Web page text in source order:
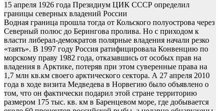
15 апреля 1926 года Президиум ЦИК СССР определил
границы северных владений России
Водная граница прошла тогда от Кольского полуострова через
Северный полюс до Берингова пролива. Но с приходом к
власти либерал-демократов полярные владения начали резко
«таять». В 1997 году Россия ратифицировала Конвенцию по
морскому праву 1982 года, отказавшись от особых прав на
владения в Арктике, потеряв при этом суверенные права на
1,7 млн кв.км своего арктического сектора. А 27 апреля 2010
года в ходе визита Медведева в Норвегию было объявлено о
том, что он фактически подарил этой стране территорию
размером 175 тыс. кв. км в Баренцевом море, где добывается